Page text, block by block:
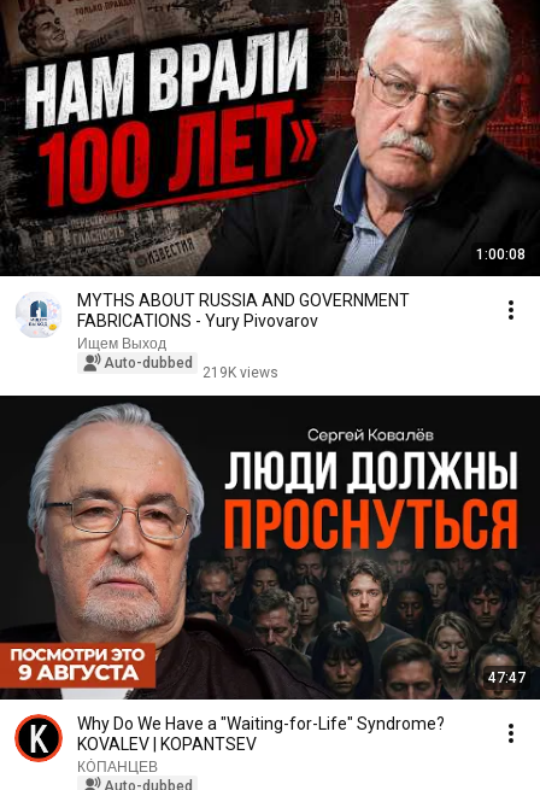
1:00:08
MYTHS ABOUT RUSSIA AND GOVERNMENT
FABRICATIONS - Yury Pivovarov
Ищем Выход
Auto-dubbed
219K views
47:47
Why Do We Have a "Waiting-for-Life" Syndrome?
KOVALEV | KOPANTSEV
КÓПАНЦЕВ
Auto-dubbed